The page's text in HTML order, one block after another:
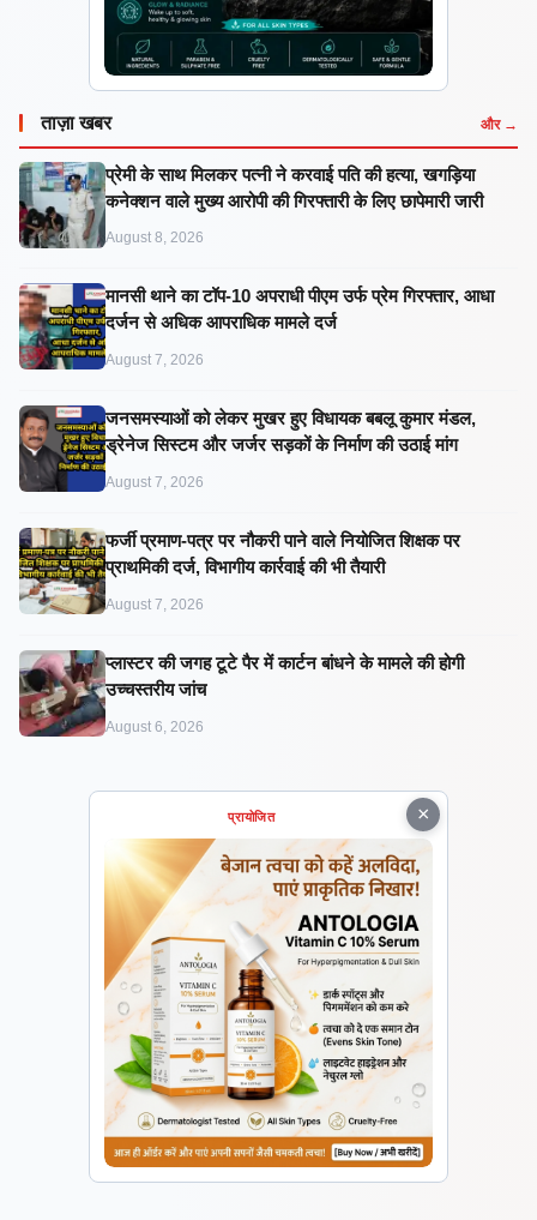
ताज़ा खबर और →
प्रेमी के साथ मिलकर पत्नी ने करवाई पति की हत्या, खगड़िया
कनेक्शन वाले मुख्य आरोपी की गिरफ्तारी के लिए छापेमारी जारी
August 8, 2026
मानसी थाने का टॉप-10 अपराधी पीएम उर्फ प्रेम गिरफ्तार, आधा
दर्जन से अधिक आपराधिक मामले दर्ज
August 7, 2026
जनसमस्याओं को लेकर मुखर हुए विधायक बबलू कुमार मंडल,
ड्रेनेज सिस्टम और जर्जर सड़कों के निर्माण की उठाई मांग
August 7, 2026
फर्जी प्रमाण-पत्र पर नौकरी पाने वाले नियोजित शिक्षक पर
प्राथमिकी दर्ज, विभागीय कार्रवाई की भी तैयारी
August 7, 2026
प्लास्टर की जगह टूटे पैर में कार्टन बांधने के मामले की होगी
उच्चस्तरीय जांच
August 6, 2026
×
प्रायोजित